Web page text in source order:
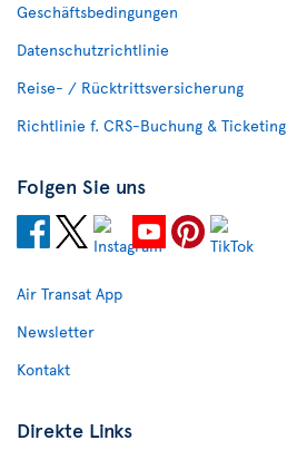
Geschäftsbedingungen
Datenschutzrichtlinie
Reise- / Rücktrittsversicherung
Richtlinie f. CRS-Buchung & Ticketing
Folgen Sie uns
Air Transat App
Newsletter
Kontakt
Direkte Links